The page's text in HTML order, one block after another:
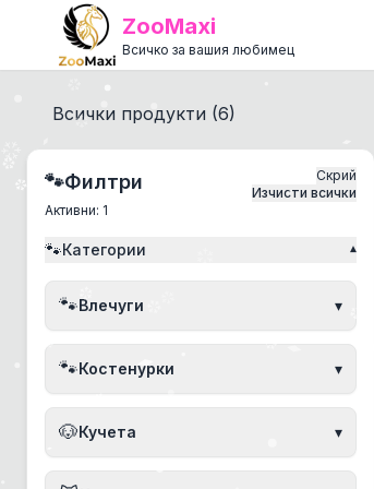
ZooMaxi
Всичко за вашия любимец
Всички продукти (6)
🐾Филтри
Активни: 1
Скрий
Изчисти всички
🐾Категории ▾
🐾Влечуги ▾
🐾Костенурки ▾
🐶Кучета ▾